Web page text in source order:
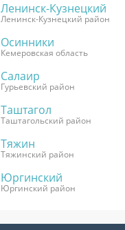
Ленинск-Кузнецкий
Ленинск-Кузнецкий район
Осинники
Кемеровская область
Салаир
Гурьевский район
Таштагол
Таштагольский район
Тяжин
Тяжинский район
Юргинский
Юргинский район